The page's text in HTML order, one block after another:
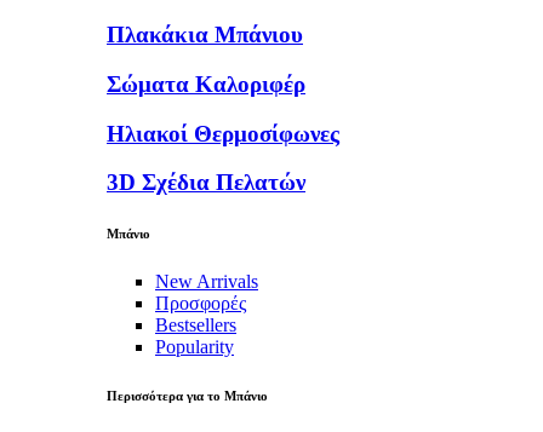
Πλακάκια Μπάνιου
Σώματα Καλοριφέρ
Ηλιακοί Θερμοσίφωνες
3D Σχέδια Πελατών
Μπάνιο
New Arrivals
Προσφορές
Bestsellers
Popularity
Περισσότερα για το Μπάνιο